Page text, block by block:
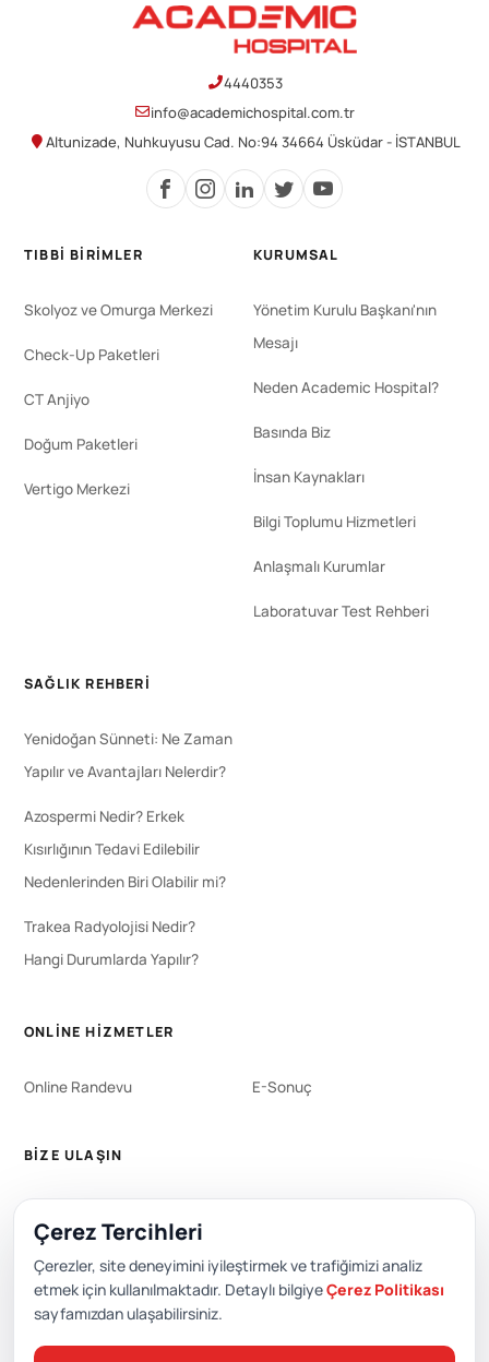
4440353
info@academichospital.com.tr
Altunizade, Nuhkuyusu Cad. No:94 34664 Üsküdar - İSTANBUL
TIBBI BIRIMLER
Skolyoz ve Omurga Merkezi
Check-Up Paketleri
CT Anjiyo
Doğum Paketleri
Vertigo Merkezi
KURUMSAL
Yönetim Kurulu Başkanı'nın
Mesajı
Neden Academic Hospital?
Basında Biz
İnsan Kaynakları
Bilgi Toplumu Hizmetleri
Anlaşmalı Kurumlar
Laboratuvar Test Rehberi
SAĞLIK REHBERI
Yenidoğan Sünneti: Ne Zaman
Yapılır ve Avantajları Nelerdir?
Azospermi Nedir? Erkek
Kısırlığının Tedavi Edilebilir
Nedenlerinden Biri Olabilir mi?
Trakea Radyolojisi Nedir?
Hangi Durumlarda Yapılır?
ONLINE HIZMETLER
Online Randevu E-Sonuç
BIZE ULAŞIN
+90 212 651 0000
Editör: Academic Hospital Web ve Yayın Kurulu
Çerez Tercihleri
Çerezler, site deneyimini iyileştirmek ve trafiğimizi analiz
etmek için kullanılmaktadır. Detaylı bilgiyeÇerez Politikası
sayfamızdan ulaşabilirsiniz.